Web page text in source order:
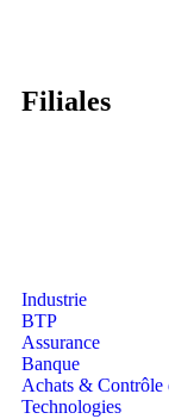
Filiales
Industrie
BTP
Assurance
Banque
Achats & Contrôle
Technologies